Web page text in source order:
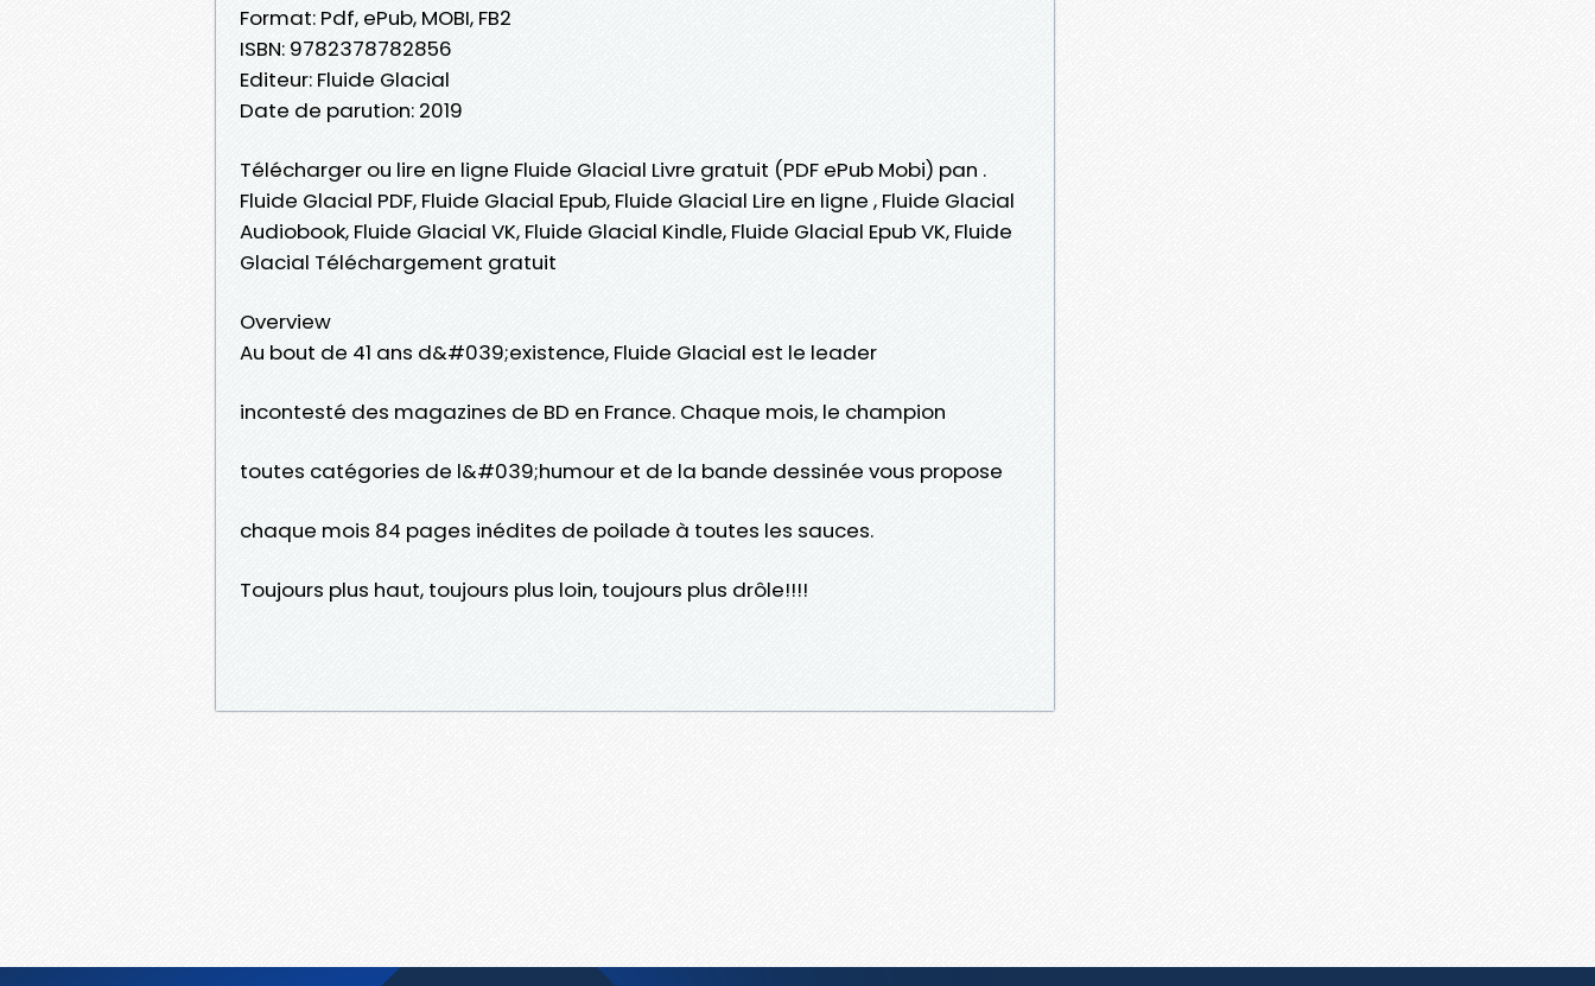
Format: Pdf, ePub, MOBI, FB2
ISBN: 9782378782856
Editeur: Fluide Glacial
Date de parution: 2019
Télécharger ou lire en ligne Fluide Glacial Livre gratuit (PDF ePub Mobi) pan .
Fluide Glacial PDF, Fluide Glacial Epub, Fluide Glacial Lire en ligne , Fluide Glacial
Audiobook, Fluide Glacial VK, Fluide Glacial Kindle, Fluide Glacial Epub VK, Fluide
Glacial Téléchargement gratuit
Overview
Au bout de 41 ans d&#039;existence, Fluide Glacial est le leader
incontesté des magazines de BD en France. Chaque mois, le champion
toutes catégories de l&#039;humour et de la bande dessinée vous propose
chaque mois 84 pages inédites de poilade à toutes les sauces.
Toujours plus haut, toujours plus loin, toujours plus drôle!!!!